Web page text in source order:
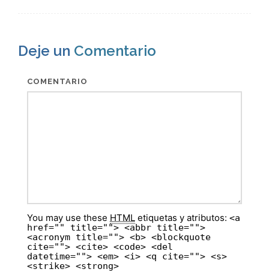
Deje un Comentario
COMENTARIO
You may use these HTML etiquetas y atributos: <a
href="" title=""> <abbr title="">
<acronym title=""> <b> <blockquote
cite=""> <cite> <code> <del
datetime=""> <em> <i> <q cite=""> <s>
<strike> <strong>